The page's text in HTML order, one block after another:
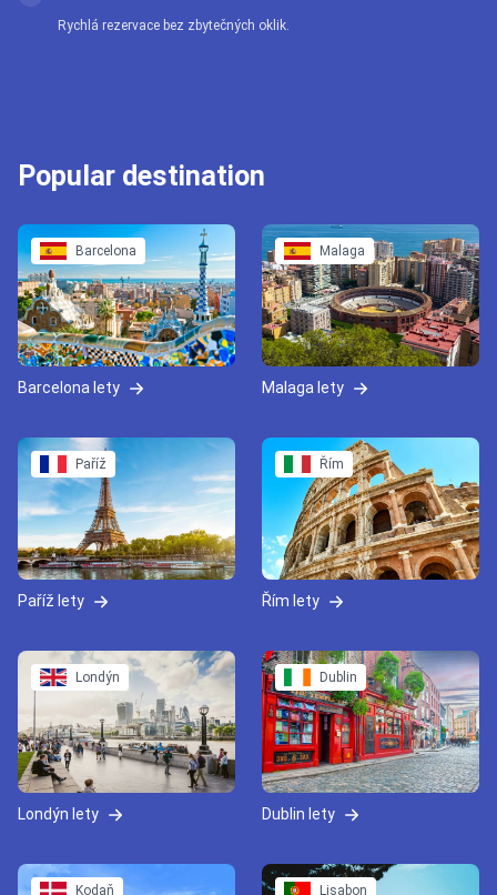
Rychlá rezervace bez zbytečných oklik.
Popular destination
Barcelona
Barcelona lety
Malaga
Malaga lety
Paříž
Paříž lety
Řím
Řím lety
Londýn
Londýn lety
Dublin
Dublin lety
Kodaň Lisabon